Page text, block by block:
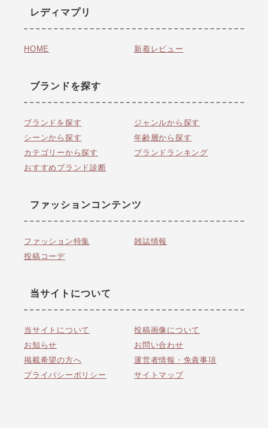
レディマプリ
HOME 新着レビュー
ブランドを探す
ブランドを探す
ジャンルから探す
シーンから探す
年齢層から探す
カテゴリーから探す
ブランドランキング
おすすめブランド診断
ファッションコンテンツ
ファッション特集
雑誌情報
投稿コーデ
当サイトについて
当サイトについて
投稿画像について
お知らせ
お問い合わせ
掲載希望の方へ
運営者情報・免責事項
プライバシーポリシー
サイトマップ